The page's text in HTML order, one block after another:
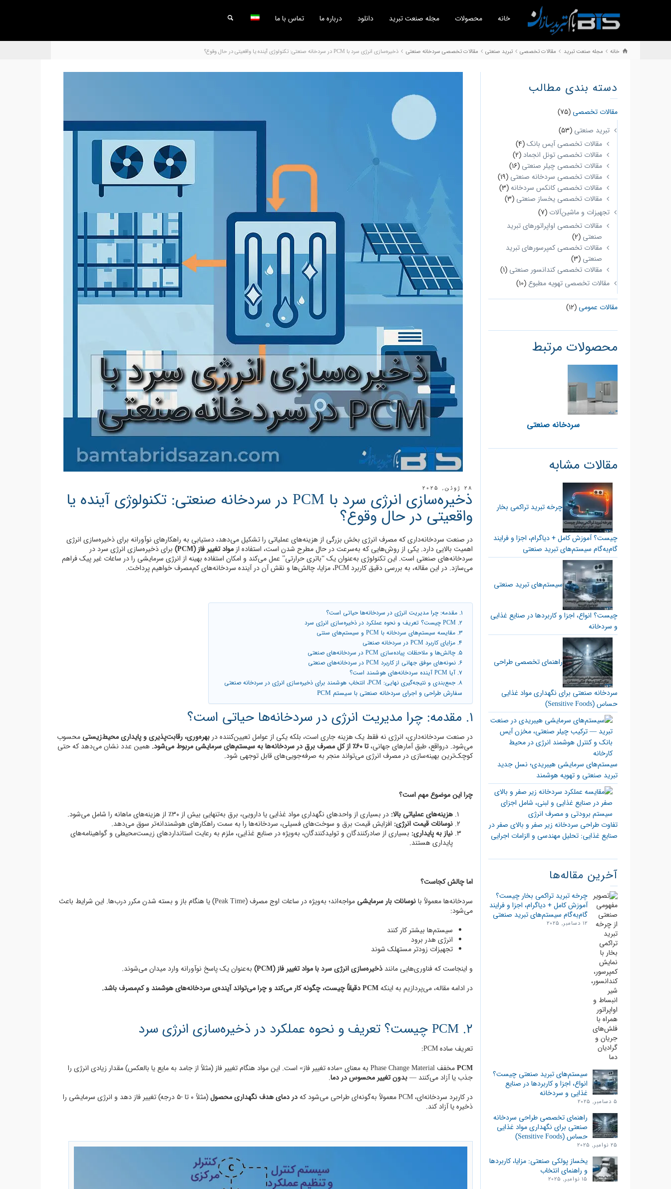
خانه محصولات مجله صنعت تبرید دانلود درباره ما تماس با ما
خانه مجله صنعت تبرید مقالات تخصصی تبرید صنعتی مقالات تخصصی سردخانه صنعتی ذخیره‌سازی انرژی سرد با PCM در سردخانه صنعتی: تکنولوژی آینده یا واقعیتی در حال وقوع؟
28 ژوئن, 2025
ذخیره‌سازی انرژی سرد با PCM در سردخانه صنعتی: تکنولوژی آینده یا
واقعیتی در حال وقوع؟
در صنعت سردخانه‌داری که مصرف انرژی بخش بزرگی از هزینه‌های عملیاتی را تشکیل می‌دهد، دستیابی به راهکارهای نوآورانه برای ذخیره‌سازی انرژی
اهمیت بالایی دارد. یکی از روش‌هایی که به‌سرعت در حال مطرح شدن است، استفاده از مواد تغییر فاز (PCM)
برای ذخیره‌سازی انرژی سرد در
سردخانه‌های صنعتی است. این تکنولوژی به‌عنوان یک “باتری حرارتی” عمل می‌کند و امکان استفاده بهینه از انرژی سرمایشی را در ساعات غیر پیک فراهم
می‌سازد. در این مقاله، به بررسی دقیق کاربرد PCM، مزایا، چالش‌ها و نقش آن در آینده سردخانه‌های کم‌مصرف خواهیم پرداخت.
1. مقدمه: چرا مدیریت انرژی در سردخانه‌ها حیاتی است؟
2. PCM چیست؟ تعریف و نحوه عملکرد در ذخیره‌سازی انرژی سرد
3. مقایسه سیستم‌های سردخانه با PCM و سیستم‌های سنتی
4. مزایای کاربرد PCM در سردخانه صنعتی
5. چالش‌ها و ملاحظات پیاده‌سازی PCM در سردخانه‌های صنعتی
6. نمونه‌های موفق جهانی از کاربرد PCM در سردخانه‌های صنعتی
7. آیا PCM آینده سردخانه‌های هوشمند است؟
8. جمع‌بندی و نتیجه‌گیری نهایی: PCM، انتخاب هوشمند برای ذخیره‌سازی انرژی در سردخانه صنعتی
سفارش طراحی و اجرای سردخانه صنعتی با سیستم PCM
1. مقدمه: چرا مدیریت انرژی در سردخانه‌ها حیاتی است؟
در صنعت سردخانه‌داری، انرژی نه فقط یک هزینه جاری است، بلکه یکی از عوامل تعیین‌کننده در بهره‌وری، رقابت‌پذیری و پایداری محیط‌زیستی محسوب
می‌شود. درواقع، طبق آمارهای جهانی،تا ۶۰٪ از کل مصرف برق در سردخانه‌ها به سیستم‌های سرمایشی مربوط می‌شود.
همین عدد نشان می‌دهد که حتی
کوچک‌ترین بهینه‌سازی در مصرف انرژی می‌تواند منجر به صرفه‌جویی‌های قابل توجهی شود.
چرا این موضوع مهم است؟
هزینه‌های عملیاتی بالا: در بسیاری از واحدهای نگهداری مواد غذایی یا دارویی، برق به‌تنهایی بیش از ۳۰٪ از هزینه‌های ماهانه را شامل می‌شود.
نوسانات قیمت انرژی: افزایش قیمت برق و سوخت‌های فسیلی، سردخانه‌ها را به سمت راهکارهای هوشمندانه‌تر سوق می‌دهد.
نیاز به پایداری: بسیاری از صادرکنندگان و تولیدکنندگان، به‌ویژه در صنایع غذایی، ملزم به رعایت استانداردهای زیست‌محیطی و گواهینامه‌های
پایداری هستند.
اما چالش کجاست؟
سردخانه‌ها معمولاً بانوسانات بار سرمایشی
مواجه‌اند؛ به‌ویژه در ساعات اوج مصرف (Peak Time) یا هنگام باز و بسته شدن مکرر درب‌ها. این شرایط باعث
می‌شود:
سیستم‌ها بیشتر کار کنند
انرژی هدر برود
تجهیزات زودتر مستهلک شوند
و اینجاست که فناوری‌هایی مانند ذخیره‌سازی انرژی سرد با مواد تغییر فاز (PCM)
به‌عنوان یک پاسخ نوآورانه وارد میدان می‌شوند.
در ادامه مقاله، می‌پردازیم به اینکهPCM دقیقاً چیست، چگونه کار می‌کند و چرا می‌تواند آینده‌ی سردخانه‌های هوشمند و کم‌مصرف باشد.
2. PCM چیست؟ تعریف و نحوه عملکرد در ذخیره‌سازی انرژی سرد
تعریف ساده PCM:
PCM
مخفف Phase Change Material به معنای «ماده تغییر فاز» است. این مواد هنگام تغییر فاز (مثلاً از جامد به مایع یا بالعکس) مقدار زیادی انرژی را
جذب یا آزاد می‌کنند —بدون تغییر محسوس در دما.
در کاربرد سردخانه‌ای، PCM معمولاً به‌گونه‌ای طراحی می‌شود که
در دمای هدف نگهداری محصول
(مثلاً ۰ تا -۵ درجه) تغییر فاز دهد و انرژی سرمایشی را
ذخیره یا آزاد کند.
دسته بندی مطالب
مقالات تخصصی (75)
تبرید صنعتی (53)
مقالات تخصصی آیس بانک(4)
مقالات تخصصی تونل انجماد (2)
مقالات تخصصی چیلر صنعتی (16)
مقالات تخصصی سردخانه صنعتی (19)
مقالات تخصصی کانکس سردخانه(3)
مقالات تخصصی یخساز صنعتی (3)
تجهیزات و ماشین‌آلات (7)
مقالات تخصصی اواپراتورهای تبرید
صنعتی (2)
مقالات تخصصی کمپرسورهای تبرید
صنعتی (3)
مقالات تخصصی کندانسور صنعتی (1)
مقالات تخصصی تهویه مطبوع(10)
مقالات عمومی (12)
محصولات مرتبط
سردخانه صنعتی
مقالات مشابه
چرخه تبرید تراکمی بخار
چیست؟ آموزش کامل + دیاگرام، اجزا و فرایند
گام‌به‌گام سیستم‌های تبرید صنعتی
سیستم‌های تبرید صنعتی
چیست؟ انواع، اجزا و کاربرد‌ها در صنایع غذایی
و سردخانه
راهنمای تخصصی طراحی
سردخانه صنعتی برای نگهداری مواد غذایی
حساس (Sensitive Foods)
سیستم‌های سرمایشی هیبریدی؛ نسل جدید
تبرید صنعتی و تهویه هوشمند
تفاوت طراحی سردخانه زیر صفر و بالای صفر در
صنایع غذایی: تحلیل مهندسی و الزامات اجرایی
آخرین مقاله‌ها
چرخه تبرید تراکمی بخار چیست؟
آموزش کامل + دیاگرام، اجزا و فرایند
گام‌به‌گام سیستم‌های تبرید صنعتی
12 دسامبر, 2025
سیستم‌های تبرید صنعتی چیست؟
انواع، اجزا و کاربرد‌ها در صنایع
غذایی و سردخانه
5 دسامبر, 2025
راهنمای تخصصی طراحی سردخانه
صنعتی برای نگهداری مواد غذایی
حساس (Sensitive Foods)
25 نوامبر, 2025
یخساز پولکی صنعتی: مزایا، کاربردها
و راهنمای انتخاب
15 نوامبر, 2025